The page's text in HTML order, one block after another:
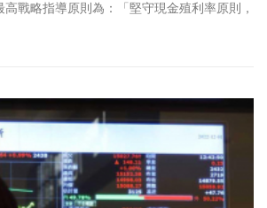
高戰略指導原則為：「堅守現金殖利率原則，
ETF能成為我們股債投資組合中，扮演最佳